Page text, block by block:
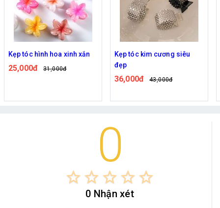
Kẹp tóc hình hoa xinh xắn
25,000đ 31,000đ
Kẹp tóc kim cương siêu
đẹp
36,000đ 43,000đ
0
star_border star_border star_border star_border star_border
0 Nhận xét